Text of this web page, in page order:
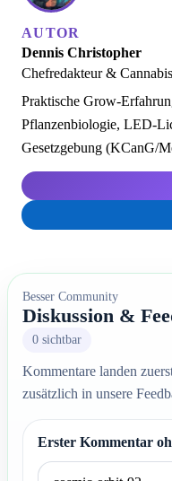
AUTOR
Dennis Christopher
Chefredakteur &
Praktische Grow-
Pflanzenbiologie, LED-
Gesetzgebung (KCanG/
Besser Community
Diskussion &
0 sichtbar
Kommentare landen
zusätzlich in unsere
Erster Kommentar